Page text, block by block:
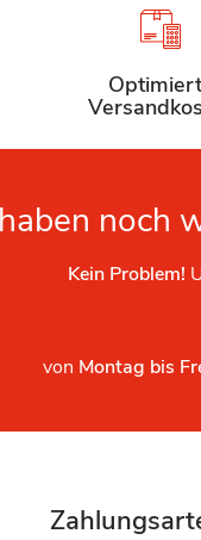
noch
Kein Problem!
von Montag bis